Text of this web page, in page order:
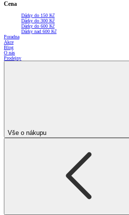
Cena
Dárky do 150 Kč
Dárky do 300 Kč
Dárky do 600 Kč
Dárky nad 600 Kč
Poradna
Akce
Blog
O nás
Prodejny
Vše o nákupu